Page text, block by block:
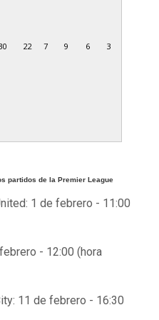
22 7 9 6 3
partidos de la Premier League
1 de febrero - 11:00
- 12:00 (hora
11 de febrero - 16:30